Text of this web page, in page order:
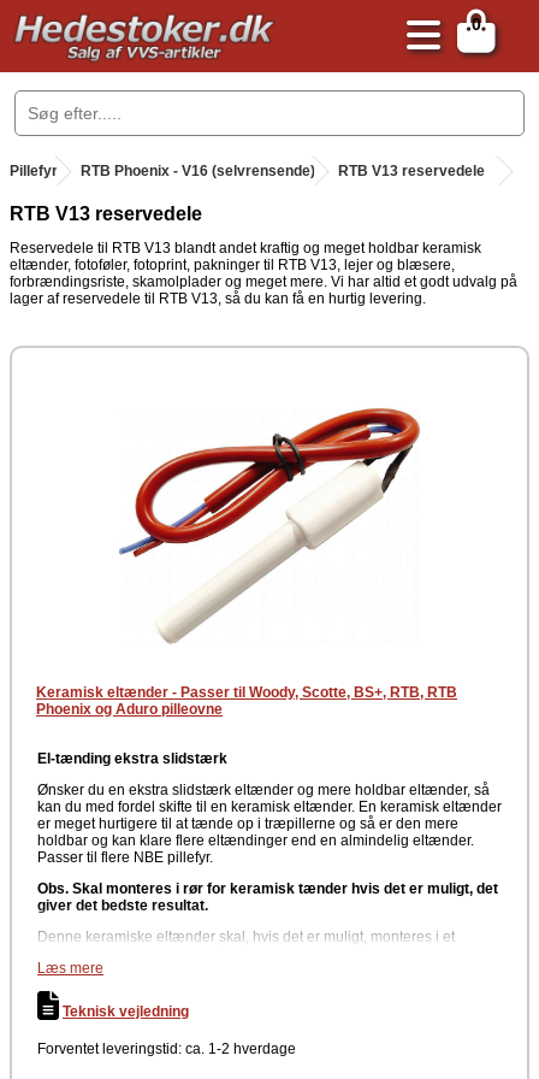
0
.
Pillefyr . RTB Phoenix - V16 (selvrensende) . RTB V13 reservedele
RTB V13 reservedele
Reservedele til RTB V13 blandt andet kraftig og meget holdbar keramisk
eltænder, fotoføler, fotoprint, pakninger til RTB V13, lejer og blæsere,
forbrændingsriste, skamolplader og meget mere. Vi har altid et godt udvalg på
lager af reservedele til RTB V13, så du kan få en hurtig levering.
Keramisk eltænder - Passer til Woody, Scotte, BS+, RTB, RTB
Phoenix og Aduro pilleovne
El-tænding ekstra slidstærk
Ønsker du en ekstra slidstærk eltænder og mere holdbar eltænder, så
kan du med fordel skifte til en keramisk eltænder. En keramisk eltænder
er meget hurtigere til at tænde op i træpillerne og så er den mere
holdbar og kan klare flere eltændinger end en almindelig eltænder.
Passer til flere NBE pillefyr.
Obs. Skal monteres i rør for keramisk tænder hvis det er muligt, det
giver det bedste resultat.
Denne keramiske eltænder skal, hvis det er muligt, monteres i et
på alle modellerne. På de modeller hvor det ikke er muligt at montere
den keramiske eltænder i et størrerør, kan man i stedet for lægge et lille
stykke jern eller lignende inde under spidsen på eltænderen. Dette lille
stykke jern vil betyde, at den keramiske tænder kan blæse varmen ud
Læs mere
Teknisk vejledning
Forventet leveringstid: ca. 1-2 hverdage